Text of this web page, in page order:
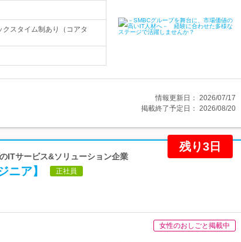
スタイム制あり（コアタ
情報更新日： 2026/07/17
掲載終了予定日： 2026/08/20
残り3日
ITサービス&ソリューション企業
ニア】 正社員
女性のおしごと掲載中